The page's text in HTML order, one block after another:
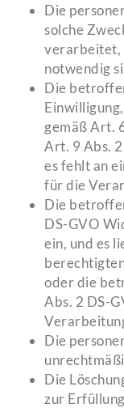
Die
solche
verarbeitet,
notwendig
Die
gemäß Art.
Art. 9 Abs.
es fehlt an
für die
Die
DS-GVO
ein, und es
oder die
Abs. 2 DS-
Die
Die
zur